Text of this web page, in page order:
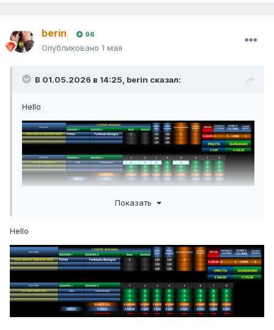
berin 96
Опубликовано 1 мая
В 01.05.2026 в 14:25, berin сказал:
Hello
Показать
Hello